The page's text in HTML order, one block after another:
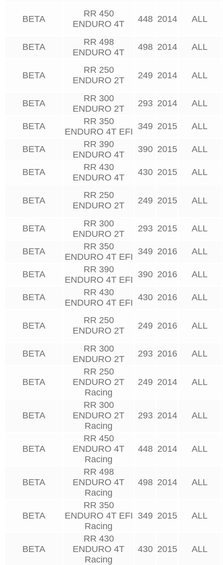
BETA
RR 450
ENDURO 4T
448 2014 ALL
BETA
RR 498
ENDURO 4T
498 2014 ALL
BETA
RR 250
ENDURO 2T
249 2014 ALL
BETA
RR 300
ENDURO 2T
293 2014 ALL
BETA
RR 350
ENDURO 4T EFI
349 2015 ALL
BETA
RR 390
ENDURO 4T
390 2015 ALL
BETA
RR 430
ENDURO 4T
430 2015 ALL
BETA
RR 250
ENDURO 2T
249 2015 ALL
BETA
RR 300
ENDURO 2T
293 2015 ALL
BETA
RR 350
ENDURO 4T EFI
349 2016 ALL
BETA
RR 390
ENDURO 4T EFI
390 2016 ALL
BETA
RR 430
ENDURO 4T EFI
430 2016 ALL
BETA
RR 250
ENDURO 2T
249 2016 ALL
BETA
RR 300
ENDURO 2T
293 2016 ALL
BETA
RR 250
ENDURO 2T
Racing
249 2014 ALL
BETA
RR 300
ENDURO 2T
Racing
293 2014 ALL
BETA
RR 450
ENDURO 4T
Racing
448 2014 ALL
BETA
RR 498
ENDURO 4T
Racing
498 2014 ALL
BETA
RR 350
ENDURO 4T EFI
Racing
349 2015 ALL
BETA
RR 430
ENDURO 4T
Racing
430 2015 ALL